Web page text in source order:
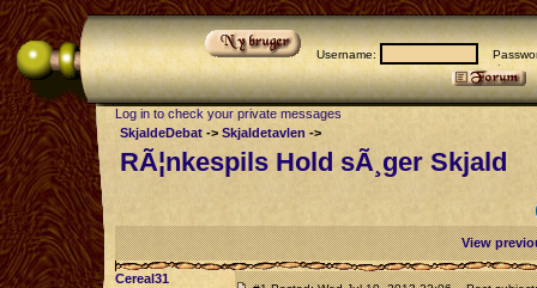
Username:
Log in to check your private messages
SkjaldeDebat -> Skjaldetavlen ->
RÃ¦nkespils Hold sÃ¸ger Skjald
View
Cereal31